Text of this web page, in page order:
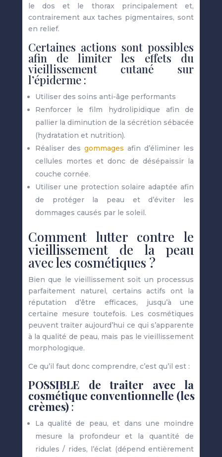
le dos et le thorax principalement et,
contrairement aux taches pigmentaires, sont
en relief.
Certaines actions sont possibles
afin de limiter les effets du
vieillissement cutané sur
l’épiderme :
Utiliser des soins anti-âge performants
Renforcer le film hydrolipidique afin de
pallier la diminution de la sécrétion sébacée
(hydratation et nutrition).
Réaliser des gommages afin d’éliminer les
cellules mortes et donc de désépaissir la
couche cornée.
Utiliser une protection solaire adaptée afin
de protéger la peau et d’éviter les
dommages causés par le soleil.
Comment lutter contre le
vieillissement de la peau
avec les cosmétiques ?
Bien que le vieillissement soit un processus
parfaitement naturel, certains actifs ont la
réputation d’être efficaces, jusqu’à une
certaine mesure toutefois. Les cosmétiques
peuvent traiter aujourd’hui ce qui s’apparente
à la qualité de peau, mais pas le vieillissement
morphologique.
Ce qu’il faut donc comprendre, c’est qu’il est :
POSSIBLE de traiter avec la
cosmétique conventionnelle (les
crèmes):
La qualité de peau, et dans une moindre
mesure la profondeur et la quantité de
ridules / rides, l’éclat (dépend entièrement